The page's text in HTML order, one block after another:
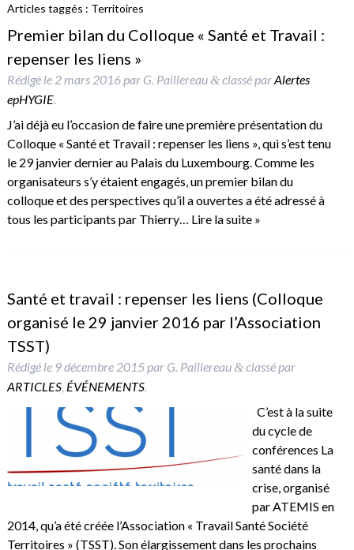
Articles taggés : Territoires
Premier bilan du Colloque « Santé et Travail :
repenser les liens »
Rédigé le 2 mars 2016par G. Paillereau &classé parAlertes
epHYGIE.
J’ai déjà eu l’occasion de faire une première présentation du
Colloque « Santé et Travail : repenser les liens », qui s’est tenu
le 29 janvier dernier au Palais du Luxembourg. Comme les
organisateurs s’y étaient engagés, un premier bilan du
colloque et des perspectives qu’il a ouvertes a été adressé à
tous les participants par Thierry… Lire la suite »
Santé et travail : repenser les liens (Colloque
organisé le 29 janvier 2016 par l’Association
TSST)
Rédigé le 9 décembre 2015par G. Paillereau &classé par
ARTICLES, ÉVÉNEMENTS.
C’est à la suite
du cycle de
conférences La
santé dans la
crise, organisé
par ATEMIS en
2014, qu’a été créée l’Association « Travail Santé Société
Territoires » (TSST). Son élargissement dans les prochains